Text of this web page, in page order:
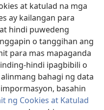
at katulad na mga
ay kailangan para
hindi puwedeng
o tanggihan ang
para mas mapaganda
hindi ipagbibili o
bahagi ng data
basahin
ng Cookies at Katulad